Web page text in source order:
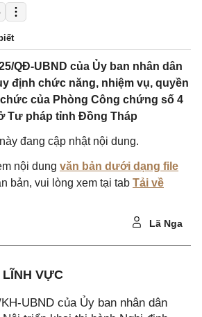
QĐ-UBND của Ủy ban nhân dân
định chức năng, nhiệm vụ, quyền
của Phòng Công chứng số 4
Tư pháp tỉnh Đồng Tháp
đang cập nhật nội dung.
nội dung văn bản dưới dạng file
bản, vui lòng xem tại tab Tải về
Lã Nga
VỰC
UBND của Ủy ban nhân dân